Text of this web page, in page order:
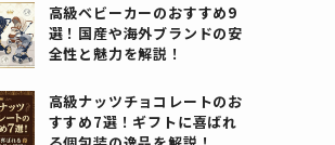
高級ベビーカーのおすすめ9
選！国産や海外ブランドの安
全性と魅力を解説！
高級ナッツチョコレートのお
すすめ7選！ギフトに喜ばれ